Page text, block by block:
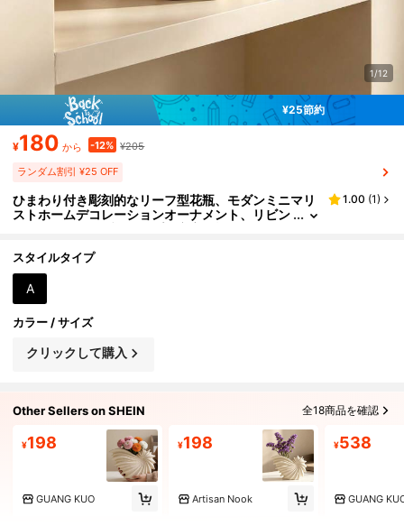
1/12
¥25節約
¥180 から -12% ¥205
ランダム割引 ¥25 OFF
ひまわり付き彫刻的なリーフ型花瓶、モダンミニマリ
ストホームデコレーションオーナメント、リビン
築祝いやギフトに最適、ユニークな芸術的な花瓶
1.00 (1)
スタイルタイプ
A
カラー / サイズ
クリックして購入
Other Sellers on SHEIN 全18商品を確認
¥198
GUANG KUO
¥198
Artisan Nook
¥538
GUANG